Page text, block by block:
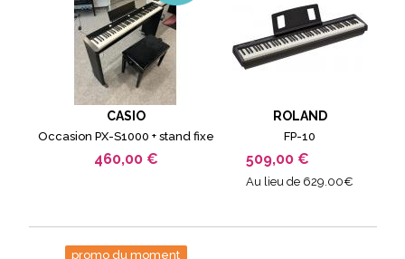
CASIO
Occasion PX-S1000 + stand fixe
460,00 €
ROLAND
FP-10
509,00 €
Au lieu de 629.00€
promo du moment